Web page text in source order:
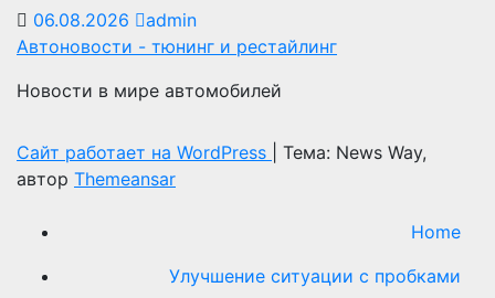
06.08.2026
admin
Автоновости - тюнинг и рестайлинг
Новости в мире автомобилей
Сайт работает на WordPress
Тема: News Way,
автор Themeansar
Home
Улучшение ситуации с пробками